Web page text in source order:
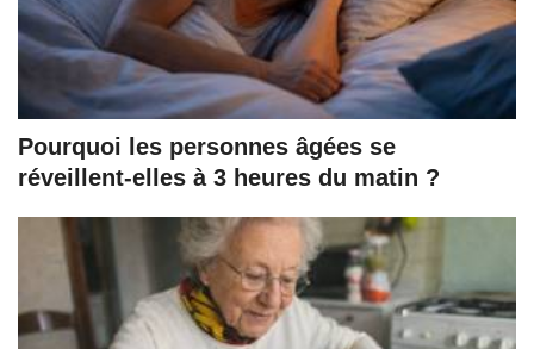
Pourquoi les personnes âgées se
réveillent-elles à 3 heures du matin ?